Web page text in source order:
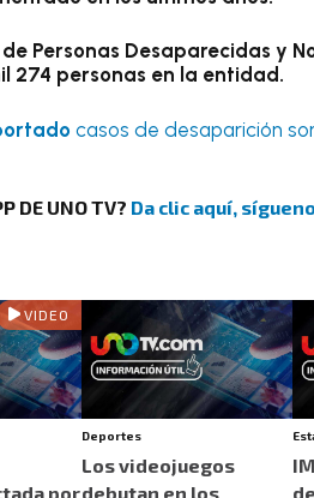
Personas Desaparecidas y
274 personas en la entidad.
casos de desaparición
DE UNO TV? Da clic aquí,
VIDEO
por
Deportes
Los videojuegos
debutan en los